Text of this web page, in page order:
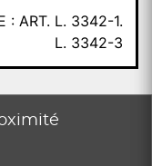
: ART. L. 3342-1.
L. 3342-3